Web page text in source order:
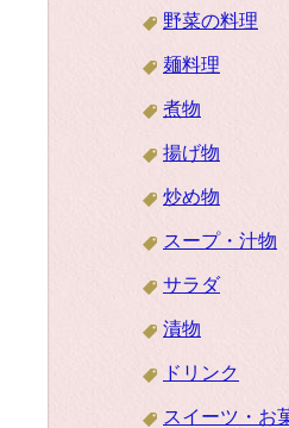
野菜の料理
麺料理
煮物
揚げ物
炒め物
スープ・汁物
サラダ
漬物
ドリンク
スイーツ・お